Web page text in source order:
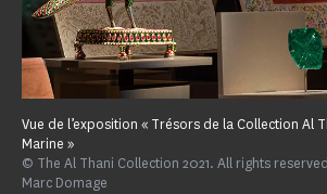
Vue de l’exposition « Trésors de la Collection Al
Marine »
© The Al Thani Collection 2021. All rights
Marc Domage